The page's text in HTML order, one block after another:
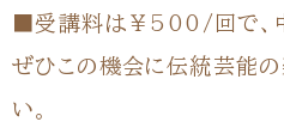
■受講料は￥500/回で、
ぜひこの機会に伝統芸能の
い。